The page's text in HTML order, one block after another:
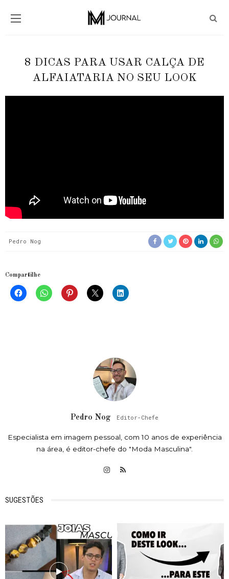
8 DICAS PARA USAR CALÇA DE
ALFAIATARIA NO SEU LOOK
Pedro Nog
Compartilhe
Pedro Nog Editor-Chefe
Especialista em imagem pessoal, com 10 anos de experiência
na área, é editor-chefe do "Moda Masculina".
SUGESTÕES